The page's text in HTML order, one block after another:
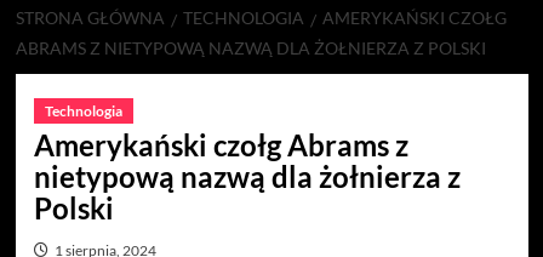
STRONA GŁÓWNA TECHNOLOGIA
AMERYKAŃSKI CZOŁG
ABRAMS Z NIETYPOWĄ NAZWĄ DLA ŻOŁNIERZA Z POLSKI
Technologia
Amerykański czołg Abrams z
nietypową nazwą dla żołnierza z
Polski
1 sierpnia, 2024